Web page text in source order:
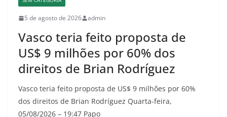
5 de agosto de 2026 admin
Vasco teria feito proposta de
US$ 9 milhões por 60% dos
direitos de Brian Rodríguez
Vasco teria feito proposta de US$ 9 milhões por 60%
dos direitos de Brian Rodríguez Quarta-feira,
05/08/2026 – 19:47 Papo